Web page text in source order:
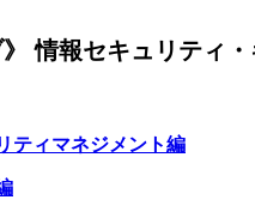
》 情報セキュリティ
ティマネジメント編